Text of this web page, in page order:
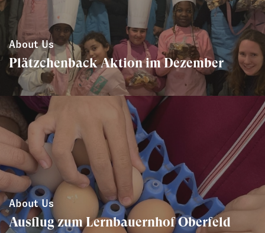
About Us
Plätzchenback Aktion im Dezember
About Us
Ausflug zum Lernbauernhof Oberfeld